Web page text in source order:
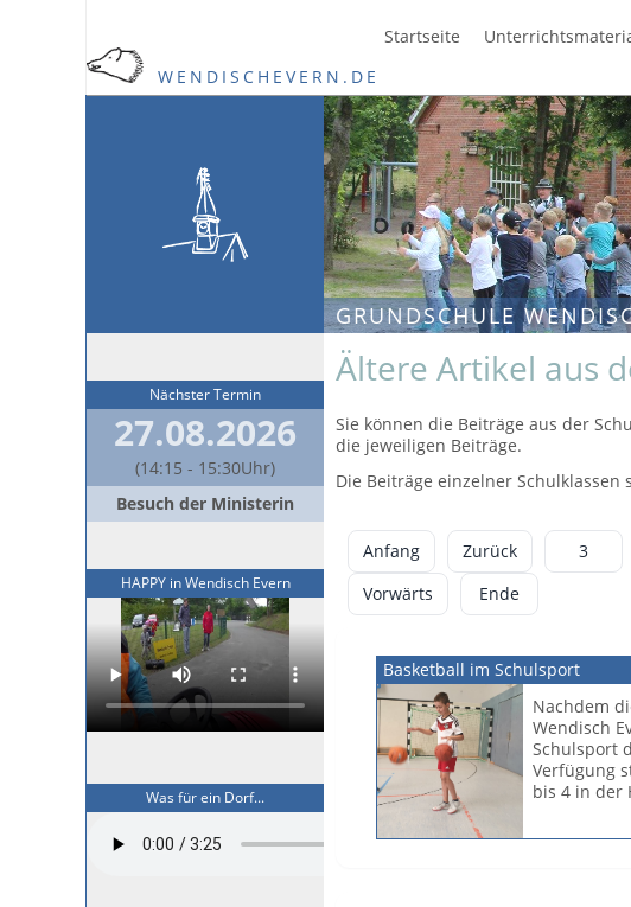
Startseite
WENDISCHEVERN.DE
GRUNDSCHULE
Nächster Termin
27.08.2026
(14:15 - 15:30Uhr)
Besuch der Ministerin
HAPPY in Wendisch Evern
Was für ein Dorf...
Ältere Artikel aus
Sie können die Beiträge aus der
die jeweiligen Beiträge.
Die Beiträge einzelner
Anfang Zurück 3
Vorwärts
Ende
Basketball im Schulsport
Nachdem
Wendisch
Schulsport
Verfügung
bis 4 in der
Jahr